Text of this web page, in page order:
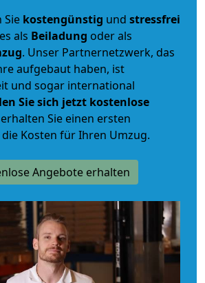
Sie kostengünstig und stressfrei
als Beiladung oder als
. Unser Partnernetzwerk, das
aufgebaut haben, ist
und sogar international
Sie sich jetzt kostenlose
Sie einen ersten
Kosten für Ihren Umzug.
Angebote erhalten